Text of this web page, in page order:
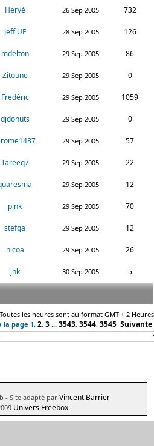
Hervé 26 Sep 2005 732
Jeff UF 28 Sep 2005 126
mdelton 29 Sep 2005 86
Zitoune 29 Sep 2005 0
Frédéric 29 Sep 2005 1059
djdonuts 29 Sep 2005 0
29 Sep 2005 57
Tareeq7 29 Sep 2005 22
29 Sep 2005 12
pink 29 Sep 2005 70
stefga 29 Sep 2005 12
nicoa 29 Sep 2005 26
jhk 30 Sep 2005 5
Toutes les heures sont au format GMT + 2 Heures
la page 1, 2, 3 ... 3543, 3544, 3545 Suivante
- Site adapté par Vincent Barrier
Univers Freebox